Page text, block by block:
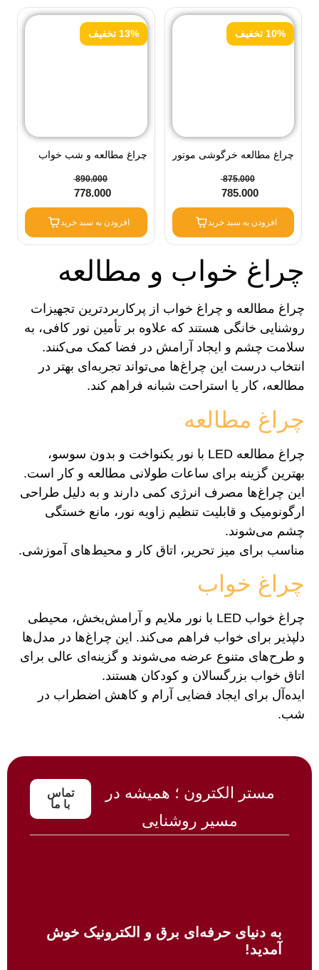
10% تخفیف
چراغ مطالعه خرگوشی موتور
سوار تراش دار
875.000
785.000
افزودن به سبد خرید
13% تخفیف
چراغ مطالعه و شب خواب
طرح فضاپیما890.000
778.000
افزودن به سبد خرید
چراغ خواب و مطالعه
چراغ مطالعه و چراغ خواب از پرکاربردترین تجهیزات
روشنایی خانگی هستند که علاوه بر تأمین نور کافی، به
سلامت چشم و ایجاد آرامش در فضا کمک می‌کنند.
انتخاب درست این چراغ‌ها می‌تواند تجربه‌ای بهتر در
مطالعه، کار یا استراحت شبانه فراهم کند.
چراغ مطالعه
چراغ مطالعه LED با نور یکنواخت و بدون سوسو،
بهترین گزینه برای ساعات طولانی مطالعه و کار است.
این چراغ‌ها مصرف انرژی کمی دارند و به دلیل طراحی
ارگونومیک و قابلیت تنظیم زاویه نور، مانع خستگی
چشم می‌شوند.
مناسب برای میز تحریر، اتاق کار و محیط‌های آموزشی.
چراغ خواب
چراغ خواب LED با نور ملایم و آرامش‌بخش، محیطی
دلپذیر برای خواب فراهم می‌کند. این چراغ‌ها در مدل‌ها
و طرح‌های متنوع عرضه می‌شوند و گزینه‌ای عالی برای
اتاق خواب بزرگسالان و کودکان هستند.
ایده‌آل برای ایجاد فضایی آرام و کاهش اضطراب در
شب.
مستر الکترون ؛ همیشه در
مسیر روشنایی
تماس
با ما
به دنیای حرفه‌ای برق و الکترونیک خوش
آمدید!